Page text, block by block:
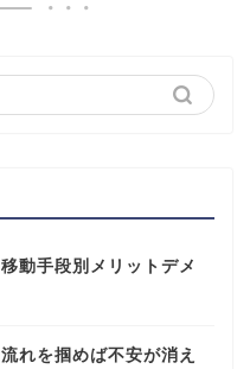
動手段別メリットデメ
れを掴めば不安が消え